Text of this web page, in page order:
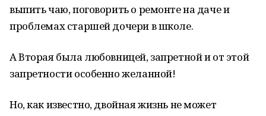
выпить чаю, поговорить о ремонте на даче и
проблемах старшей дочери в школе.
А Вторая была любовницей, запретной и от этой
запретности особенно желанной!
Но, как известно, двойная жизнь не может